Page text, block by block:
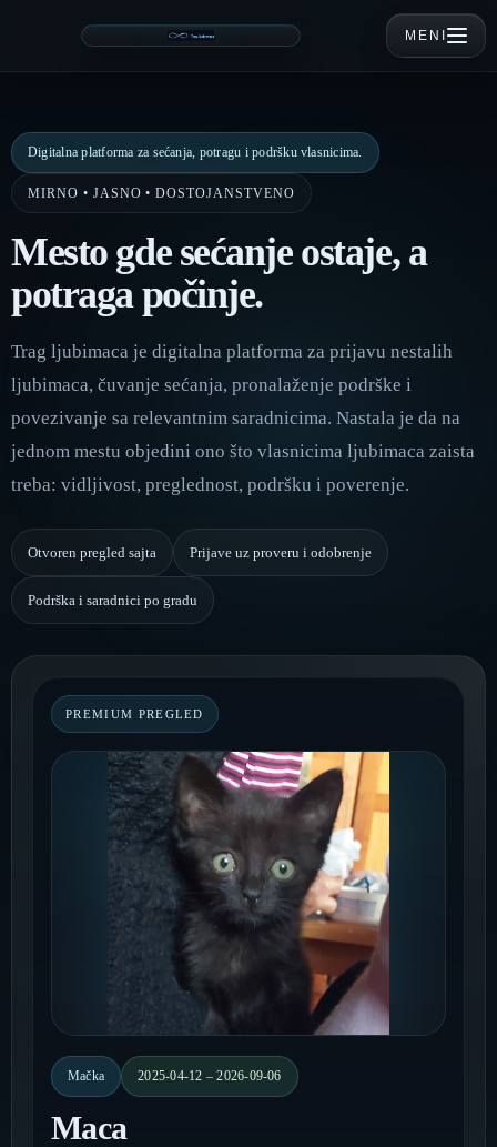
MENI
Digitalna platforma za sećanja, potragu i podršku vlasnicima.
MIRNO • JASNO • DOSTOJANSTVENO
Mesto gde sećanje ostaje, a
potraga počinje.
Trag ljubimaca je digitalna platforma za prijavu nestalih
ljubimaca, čuvanje sećanja, pronalaženje podrške i
povezivanje sa relevantnim saradnicima. Nastala je da na
jednom mestu objedini ono što vlasnicima ljubimaca zaista
treba: vidljivost, preglednost, podršku i poverenje.
Otvoren pregled sajta Prijave uz proveru i odobrenje
Podrška i saradnici po gradu
PREMIUM PREGLED
Mačka 2025-04-12 – 2026-09-06
Maca